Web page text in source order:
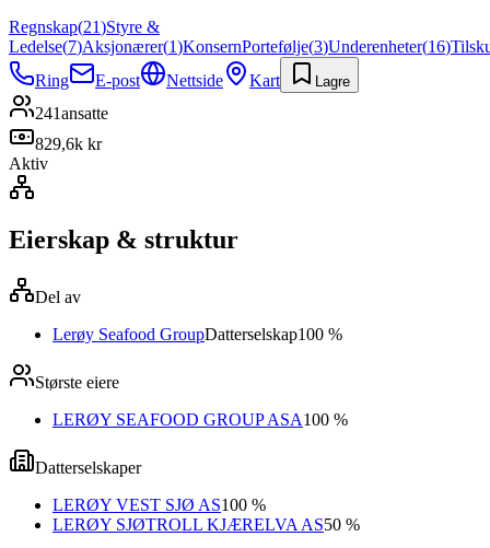
Regnskap(21)Styre &
Ledelse(7)Aksjonærer(1)KonsernPortefølje(3)Underenheter(16)
Ring
E-post Nettside Kart Lagre
241ansatte
829,6k kr
Aktiv
Eierskap & struktur
Del av
Lerøy Seafood GroupDatterselskap100 %
Største eiere
LERØY SEAFOOD GROUP ASA100 %
Datterselskaper
LERØY VEST SJØ AS100 %
LERØY SJØTROLL KJÆRELVA AS50 %